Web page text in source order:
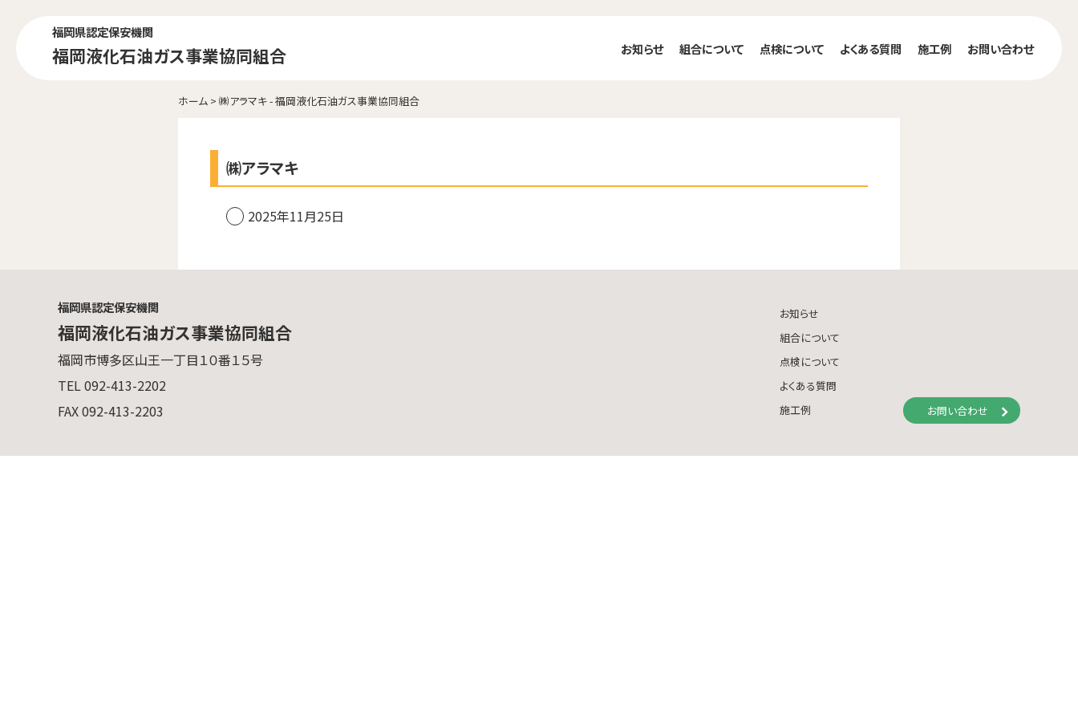
福岡県認定保安機関
福岡液化石油ガス事業協同組合 お知らせ 組合について 点検について よくある質問 施工例 お問い合わせ
ホーム > ㈱アラマキ - 福岡液化石油ガス事業協同組合
㈱アラマキ
2025年11月25日
福岡県認定保安機関
福岡液化石油ガス事業協同組合
福岡市博多区山王一丁目１０番１５号
TEL 092-413-2202
FAX 092-413-2203
お知らせ
組合について
点検について
よくある質問
施工例
お問い合わせ